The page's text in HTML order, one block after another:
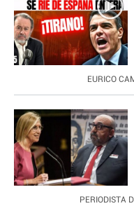
EURICO
PERIODISTA